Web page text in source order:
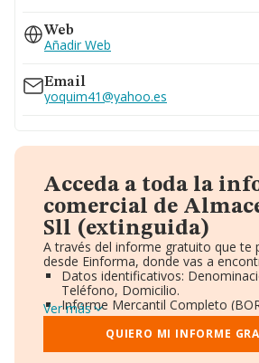
Web
Añadir Web
Email
yoquim41@yahoo.es
Acceda a toda la
comercial de
Sll (extinguida)
A través del informe gratuito que te
desde Einforma, donde vas a
Datos identificativos:
Teléfono, Domicilio.
Informe Mercantil Completo
Gráficos de Evolución Ventas y
Consejo de Administración y
Directivos y Ejecutivos.
Ver más
QUIERO MI INFORME